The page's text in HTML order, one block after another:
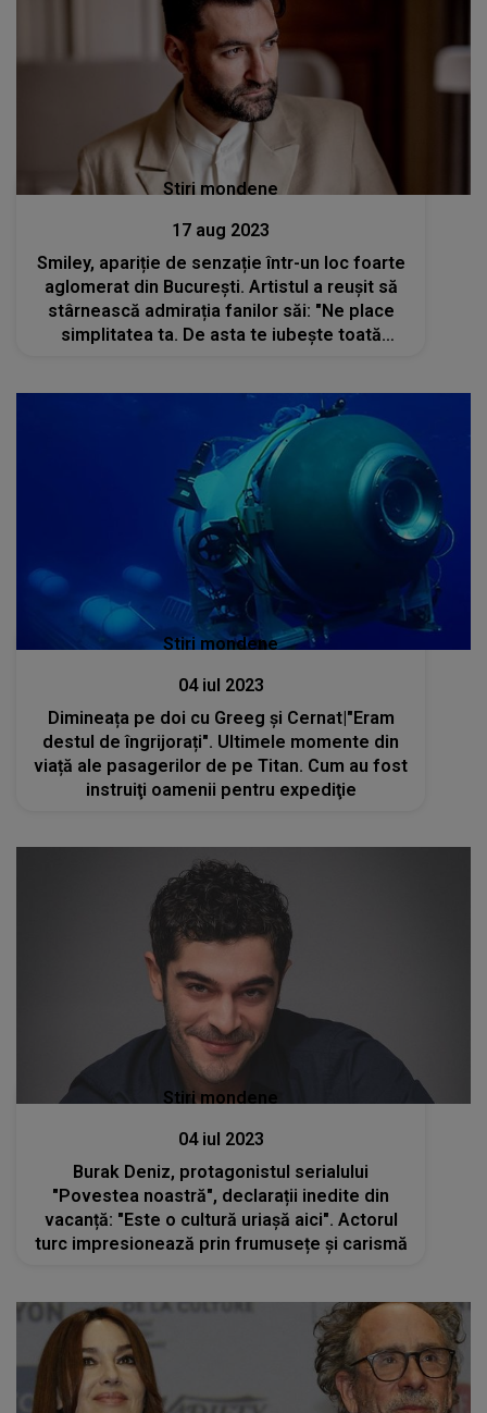
Stiri mondene
17 aug 2023
Smiley, apariție de senzație într-un loc foarte
aglomerat din București. Artistul a reușit să
stârnească admirația fanilor săi: "Ne place
simplitatea ta. De asta te iubește toată
Stiri mondene
04 iul 2023
Dimineața pe doi cu Greeg și Cernat|"Eram
destul de îngrijorați". Ultimele momente din
viață ale pasagerilor de pe Titan. Cum au fost
instruiţi oamenii pentru expediţie
Stiri mondene
04 iul 2023
Burak Deniz, protagonistul serialului
"Povestea noastră", declarații inedite din
vacanță: "Este o cultură uriașă aici". Actorul
turc impresionează prin frumusețe și carismă